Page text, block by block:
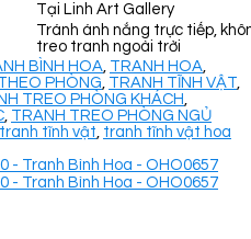
Tại Linh Art Gallery
Tránh ánh nắng trực tiếp,
treo tranh ngoài trời
BÌNH HOA, TRANH HOA,
PHÒNG, TRANH TĨNH VẬT,
TREO PHÒNG KHÁCH,
, TRANH TREO PHÒNG NGỦ
tranh tĩnh vật, tranh tĩnh vật hoa